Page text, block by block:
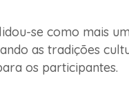
se como mais
as tradições
os participantes.